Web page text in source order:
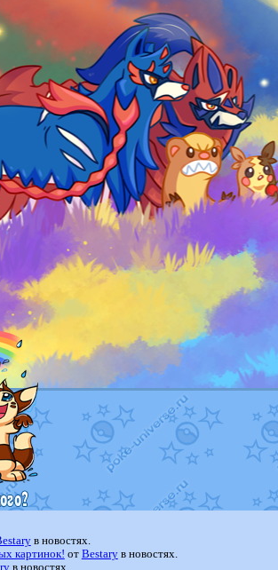
в новостях.
картинок! от Bestaryв новостях.
в новостях.